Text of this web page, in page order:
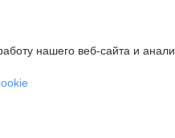
нашего веб-сайта и